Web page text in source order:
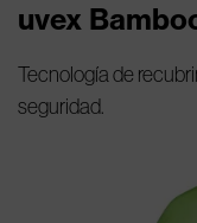
uvex
Tecnología de
seguridad.